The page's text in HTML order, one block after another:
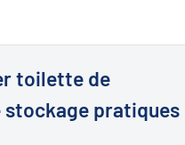
toilette de
stockage pratiques